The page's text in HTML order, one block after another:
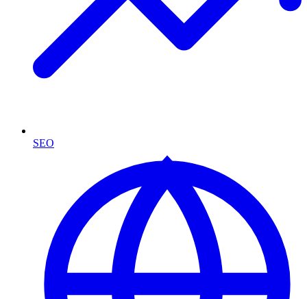
SEO